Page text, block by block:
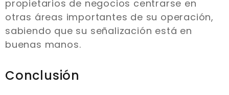
propietarios de negocios centrarse en
otras áreas importantes de su operación,
sabiendo que su señalización está en
buenas manos.
Conclusión